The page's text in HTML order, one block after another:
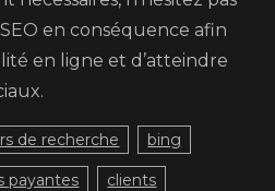
en conséquence afin
en ligne et d’atteindre
de recherche bing
payantes clients